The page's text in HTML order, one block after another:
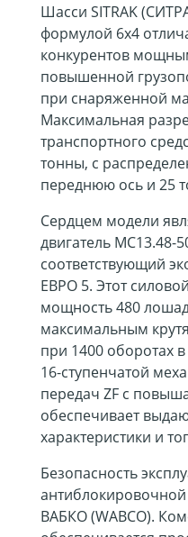
Шасси SITRAK
формулой 6х4
конкурентов
повышенной
при снаряженной
Максимальная
транспортного
тонны, с
переднюю ось и 25
Сердцем модели
двигатель
соответствующий
ЕВРО 5. Этот
мощность 480
максимальным
при 1400 оборотах
16-ступенчатой
передач ZF с
обеспечивает
характеристики и
Безопасность
ВАБКО (WABCO).